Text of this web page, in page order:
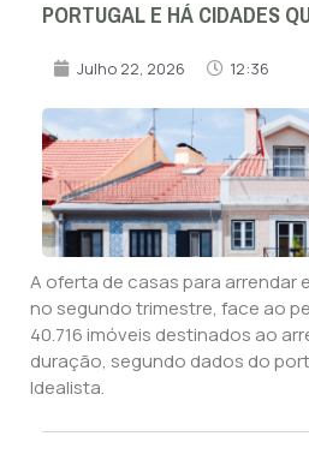
PORTUGAL E HÁ CIDADES
Julho 22, 2026 12:36
A oferta de casas para arrendar
no segundo trimestre, face ao
40.716 imóveis destinados ao
duração, segundo dados do
Idealista.